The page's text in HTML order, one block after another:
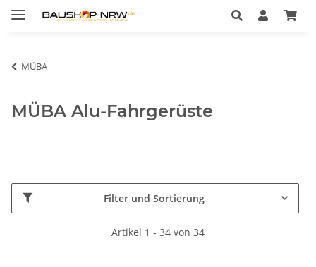
MÜBA
MÜBA Alu-Fahrgerüste
Filter und Sortierung
Artikel 1 - 34 von 34